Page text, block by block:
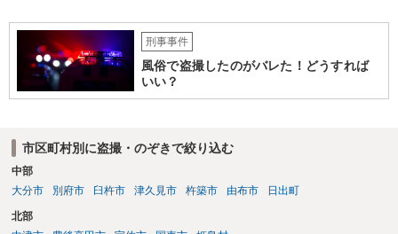
刑事事件
風俗で盗撮したのがバレた！どうすれば
いい？
市区町村別に盗撮・のぞきで絞り込む
中部
大分市
別府市 臼杵市 津久見市 杵築市 由布市 日出町
北部